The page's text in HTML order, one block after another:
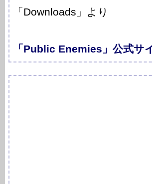
「Downloads」より
「Public Enemies」公式サ